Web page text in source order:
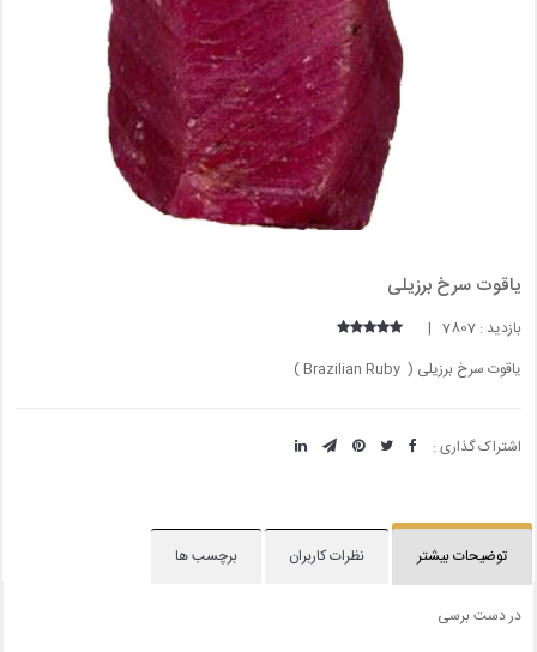
یاقوت سرخ برزیلی
بازدید : 7807 |
یاقوت سرخ برزیلی ( Brazilian Ruby )
اشتراک گذاری :
توضیحات بیشتر نظرات کاربران برچسب ها
در دست برسی